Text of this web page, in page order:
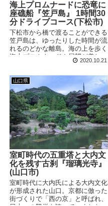
海上プロムナードに恐竜に
座礁船『笠戸島』 1時間30
分ドライブコース(下松市)
下松市から橋で渡ることができる
笠戸島は、ゆったりした時間が流
れるのどかな離島。海の上を歩く
海上プロムナードや展望が美しい
外史公園に加え、謎の恐竜や座礁
す。
2020.10.21
山口県
室町時代の五重塔と大内文
化を残す古刹『瑠璃光寺』
(山口市)
室町時代に大内氏による大内文化
が形成された山口。京都に倣った
街づくりで「西の京」と呼ばれ、